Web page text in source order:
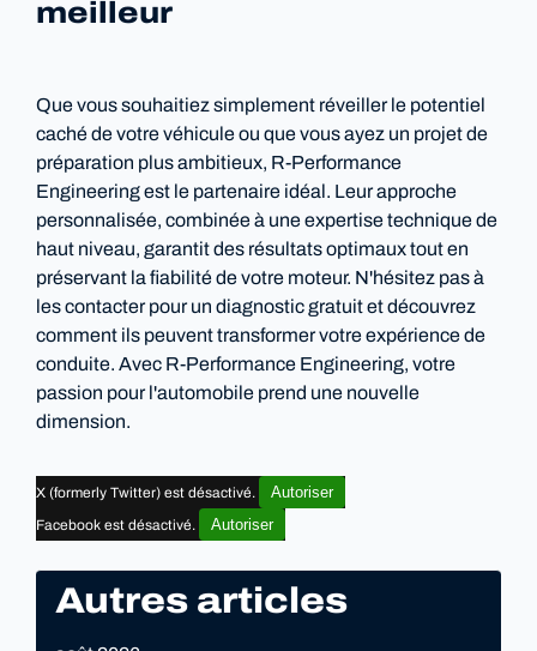
meilleur
Que vous souhaitiez simplement réveiller le potentiel
caché de votre véhicule ou que vous ayez un projet de
préparation plus ambitieux, R-Performance
Engineering est le partenaire idéal. Leur approche
personnalisée, combinée à une expertise technique de
haut niveau, garantit des résultats optimaux tout en
préservant la fiabilité de votre moteur. N'hésitez pas à
les contacter pour un diagnostic gratuit et découvrez
comment ils peuvent transformer votre expérience de
conduite. Avec R-Performance Engineering, votre
passion pour l'automobile prend une nouvelle
dimension.
X (formerly Twitter) est désactivé. Autoriser
Facebook est désactivé. Autoriser
Autres articles